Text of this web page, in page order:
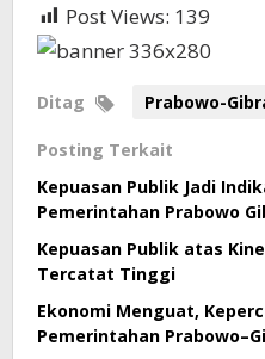
Post Views: 139
Ditag Prabowo-
Posting Terkait
Kepuasan Publik Jadi
Pemerintahan Prabowo
Kepuasan Publik atas
Tercatat Tinggi
Ekonomi Menguat,
Pemerintahan